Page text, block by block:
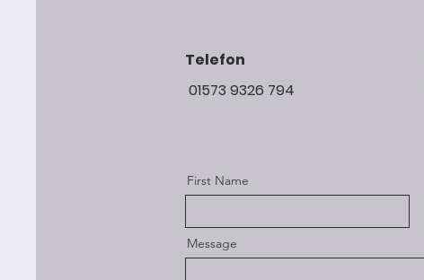
Telefon
01573 9326 794
First Name
Message